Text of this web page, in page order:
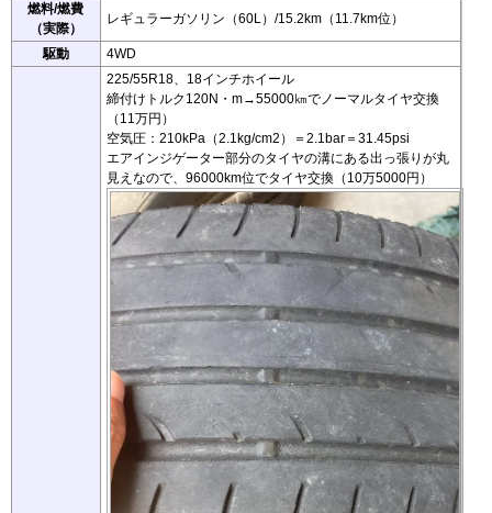
燃料/燃費
（実際）
レギュラーガソリン（60L）/15.2km（11.7km位）
駆動
4WD
225/55R18、18インチホイール
締付けトルク120N・m→55000㎞でノーマルタイヤ交換
（11万円）
空気圧：210kPa（2.1kg/cm2）＝2.1bar＝31.45psi
エアインジゲーター部分のタイヤの溝にある出っ張りが丸
見えなので、96000km位でタイヤ交換（10万5000円）